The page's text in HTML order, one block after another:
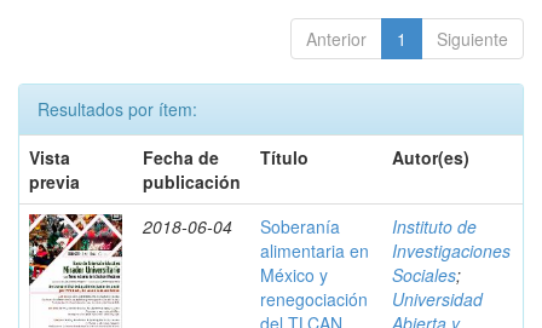
Anterior 1 Siguiente
Resultados por ítem:
Vista
previa
Fecha de
publicación
Título Autor(es)
2018-06-04
Soberanía
alimentaria en
México y
renegociación
del TLCAN
Instituto de
Investigaciones
Sociales;
Universidad
Abierta y